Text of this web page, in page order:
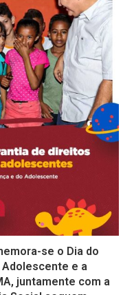
se o Dia do
Adolescente e a
juntamente com a